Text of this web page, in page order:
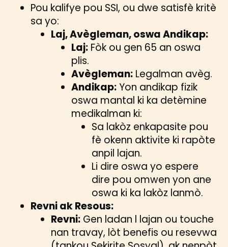
Pou kalifye pou SSI, ou dwe satisfè kritè
sa yo:
Laj, Avègleman, oswa Andikap:
Laj: Fòk ou gen 65 an oswa
plis.
Avègleman: Legalman avèg.
Andikap:Yon andikap fizik
oswa mantal ki ka detèmine
medikalman ki:
Sa lakòz enkapasite pou
fè okenn aktivite ki rapòte
anpil lajan.
Li dire oswa yo espere
dire pou omwen yon ane
oswa ki ka lakòz lanmò.
Revni ak Resous:
Revni: Gen ladan l lajan ou touche
nan travay, lòt benefis ou resevwa